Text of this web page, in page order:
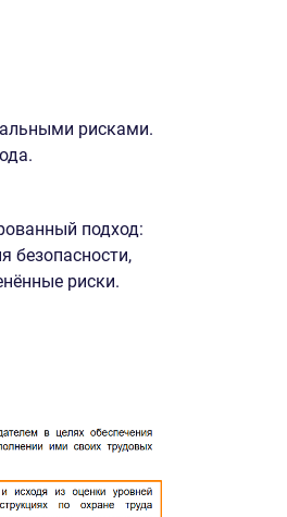
рисками.
подход:
безопасности,
риски.